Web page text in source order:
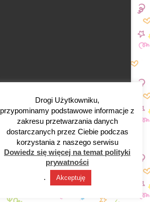
Drogi Użytkowniku,
przypominamy podstawowe informacje z
zakresu przetwarzania danych
dostarczanych przez Ciebie podczas
korzystania z naszego serwisu
Dowiedz się więcej na temat polityki
prywatności
.
Akceptuję